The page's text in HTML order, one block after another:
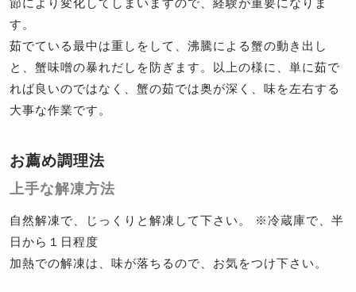
す。
茹でている最中は重しをして、沸騰による蟹の動き出し
と、蟹味噌の暴れだしを防ぎます。以上の様に、単に茹で
れば良いのではなく、蟹の茹では奥が深く、味を左右する
大事な作業です。
お薦め調理法
上手な解凍方法
自然解凍で、じっくりと解凍して下さい。 ※冷蔵庫で、半
日から１日程度
加熱での解凍は、味が落ちるので、お気をつけ下さい。